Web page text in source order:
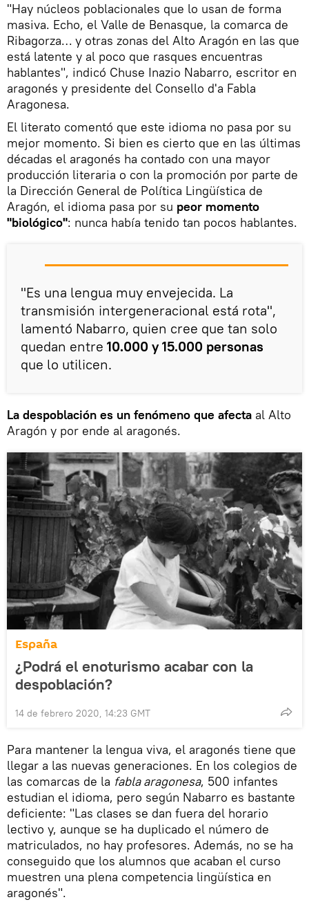
"Hay núcleos poblacionales que lo usan de forma
masiva. Echo, el Valle de Benasque, la comarca de
Ribagorza… y otras zonas del Alto Aragón en las que
está latente y al poco que rasques encuentras
hablantes", indicó Chuse Inazio Nabarro, escritor en
aragonés y presidente del Consello d'a Fabla
Aragonesa.
El literato comentó que este idioma no pasa por su
mejor momento. Si bien es cierto que en las últimas
décadas el aragonés ha contado con una mayor
producción literaria o con la promoción por parte de
la Dirección General de Política Lingüística de
Aragón, el idioma pasa por su peor momento
"biológico": nunca había tenido tan pocos hablantes.
"Es una lengua muy envejecida. La
transmisión intergeneracional está rota",
lamentó Nabarro, quien cree que tan solo
quedan entre 10.000 y 15.000 personas
que lo utilicen.
La despoblación es un fenómeno que afecta al Alto
Aragón y por ende al aragonés.
España
¿Podrá el enoturismo acabar con la
despoblación?
14 de febrero 2020, 14:23 GMT
Para mantener la lengua viva, el aragonés tiene que
llegar a las nuevas generaciones. En los colegios de
las comarcas de la fabla aragonesa, 500 infantes
estudian el idioma, pero según Nabarro es bastante
deficiente: "Las clases se dan fuera del horario
lectivo y, aunque se ha duplicado el número de
matriculados, no hay profesores. Además, no se ha
conseguido que los alumnos que acaban el curso
muestren una plena competencia lingüística en
aragonés".